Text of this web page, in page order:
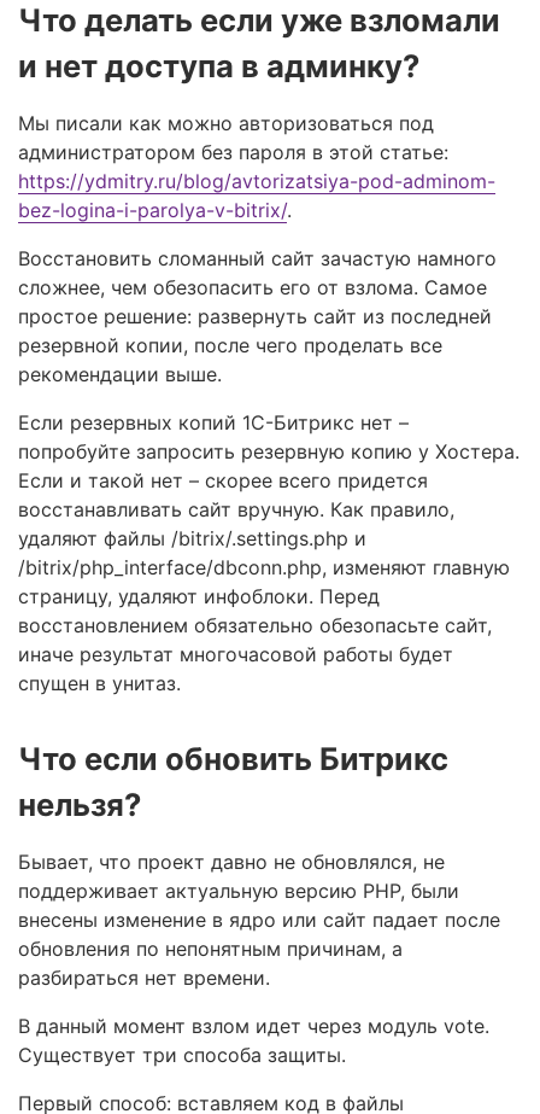
Что делать если уже взломали
и нет доступа в админку?
Мы писали как можно авторизоваться под
администратором без пароля в этой статье:
https://ydmitry.ru/blog/avtorizatsiya-pod-adminom-
bez-logina-i-parolya-v-bitrix/.
Восстановить сломанный сайт зачастую намного
сложнее, чем обезопасить его от взлома. Самое
простое решение: развернуть сайт из последней
резервной копии, после чего проделать все
рекомендации выше.
Если резервных копий 1С-Битрикс нет –
попробуйте запросить резервную копию у Хостера.
Если и такой нет – скорее всего придется
восстанавливать сайт вручную. Как правило,
удаляют файлы /bitrix/.settings.php и
/bitrix/php_interface/dbconn.php, изменяют главную
страницу, удаляют инфоблоки. Перед
восстановлением обязательно обезопасьте сайт,
иначе результат многочасовой работы будет
спущен в унитаз.
Что если обновить Битрикс
нельзя?
Бывает, что проект давно не обновлялся, не
поддерживает актуальную версию PHP, были
внесены изменение в ядро или сайт падает после
обновления по непонятным причинам, а
разбираться нет времени.
В данный момент взлом идет через модуль vote.
Существует три способа защиты.
Первый способ: вставляем код в файлы